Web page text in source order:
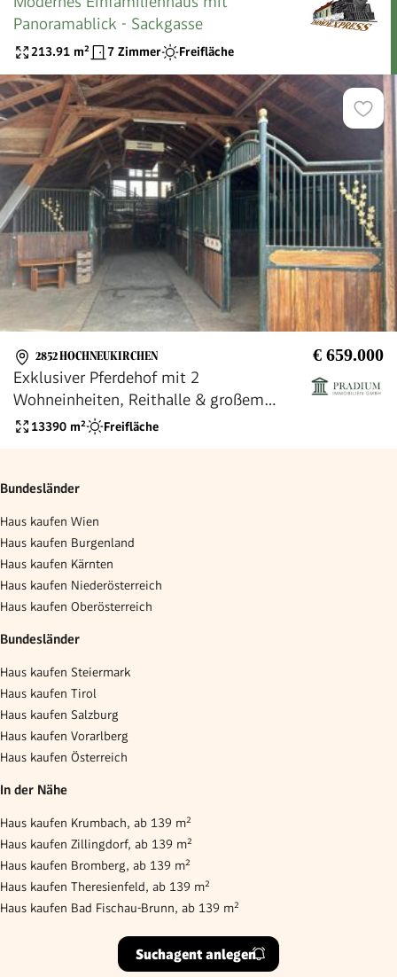
Panoramablick - Sackgasse
213.91 m² 7 Zimmer Freifläche
2852 HOCHNEUKIRCHEN € 659.000
Exklusiver Pferdehof mit 2
Wohneinheiten, Reithalle & großem
Grund in Hochneukirchen
13390 m² Freifläche
Bundesländer
Haus kaufen Wien
Haus kaufen Burgenland
Haus kaufen Kärnten
Haus kaufen Niederösterreich
Haus kaufen Oberösterreich
Bundesländer
Haus kaufen Steiermark
Haus kaufen Tirol
Haus kaufen Salzburg
Haus kaufen Vorarlberg
Haus kaufen Österreich
In der Nähe
Haus kaufen Krumbach, ab 139 m²
Haus kaufen Zillingdorf, ab 139 m²
Haus kaufen Bromberg, ab 139 m²
Haus kaufen Theresienfeld, ab 139 m²
Haus kaufen Bad Fischau-Brunn, ab 139 m²
Suchagent anlegen